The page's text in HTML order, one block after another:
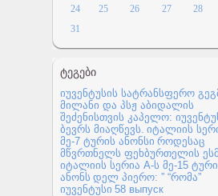
24
25 26 27
28
31
ᲢᲔᲒᲔᲑᲘ
იუვენტუსის სატრანსფერო
მილანი და პსჟ აბიდალის
შეძენისთვის კაპელო:
ბევრს მიაღწევს. იტალიის
მე-7 ტურის ანონსი როდესაც
მწვრთნელს ფეხბურთელის
იტალიის სერია A-ს მე-15
ანონს დელ პიერო: ” “რომა”
იუვენტუსი 58 выпуск